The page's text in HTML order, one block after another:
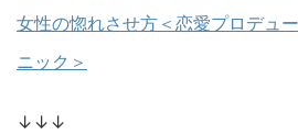
女性の惚れさせ方＜恋愛プロデュ
ニック＞
↓↓↓